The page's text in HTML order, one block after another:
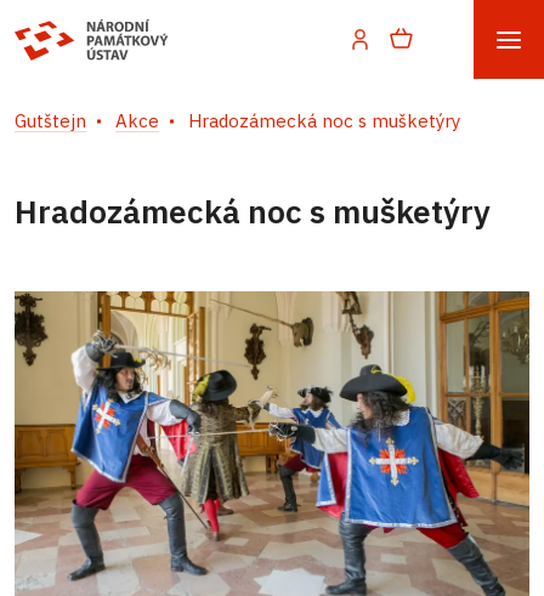
Gutštejn Akce Hradozámecká noc s mušketýry
Hradozámecká noc s mušketýry